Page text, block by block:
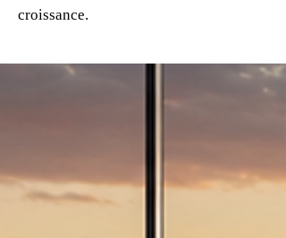
croissance.